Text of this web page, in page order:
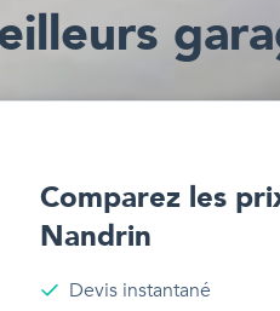
s
Comparez les
Nandrin
Devis instantané